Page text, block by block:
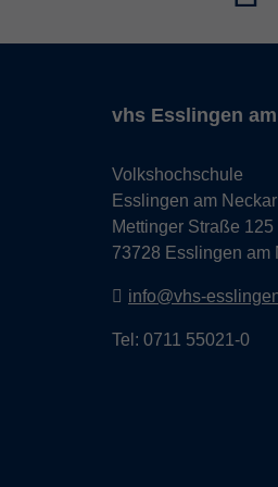
vhs Esslingen
Volkshochschule
Esslingen am Neckar
Mettinger Straße 125
73728 Esslingen am
info@vhs-
Tel: 0711 55021-0